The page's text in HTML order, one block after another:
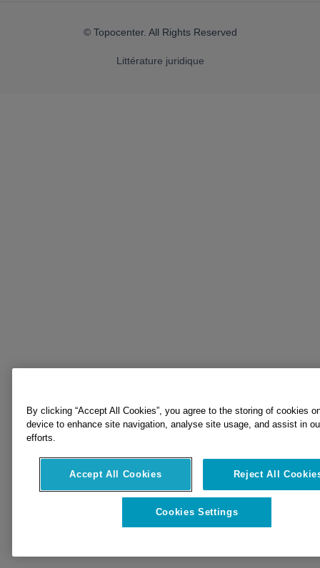
© Topocenter. All Rights Reserved
Littérature juridique
By clicking “Accept All Cookies”, you agree to the storing of cookies
device to enhance site navigation, analyse site usage, and assist in
efforts.
Accept All Cookies Reject All
Cookies Settings